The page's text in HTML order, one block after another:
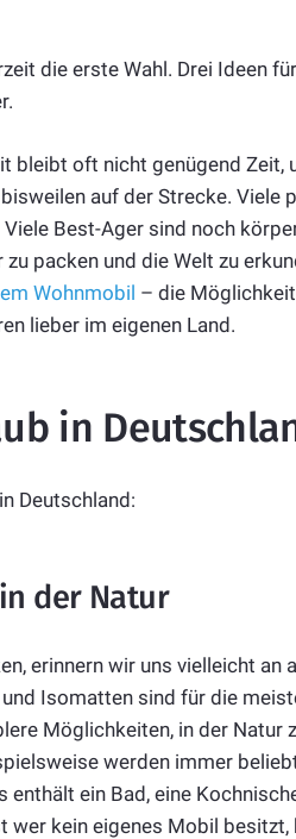
die erste Wahl. Drei Ideen
bleibt oft nicht genügend Zeit,
auf der Strecke. Viele
Best-Ager sind noch
packen und die Welt zu
Wohnmobil – die
lieber im eigenen Land.
in
Deutschland:
der Natur
erinnern wir uns vielleicht an
Isomatten sind für die
Möglichkeiten, in der Natur
werden immer
enthält ein Bad, eine
wer kein eigenes Mobil